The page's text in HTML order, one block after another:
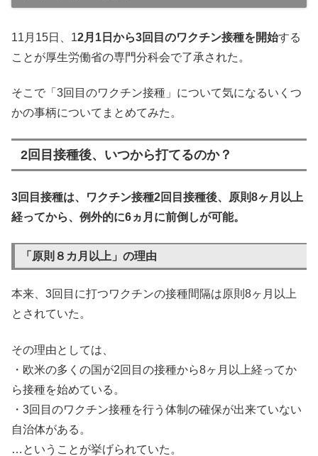
11月15日、12月1日から3回目のワクチン接種を開始する
ことが厚生労働省の専門分科会で了承された。
そこで「3回目のワクチン接種」について気になるいくつ
かの事柄についてまとめてみた。
2回目接種後、いつから打てるのか？
3回目接種は、ワクチン接種2回目接種後、原則8ヶ月以上
経ってから、例外的に6ヵ月に前倒しが可能。
「原則８カ月以上」の理由
本来、3回目に打つワクチンの接種間隔は原則8ヶ月以上
とされていた。
その理由としては、
・欧米の多くの国が2回目の接種から8ヶ月以上経ってか
ら接種を始めている。
・3回目のワクチン接種を行う体制の確保が出来ていない
自治体がある。
…ということが挙げられていた。